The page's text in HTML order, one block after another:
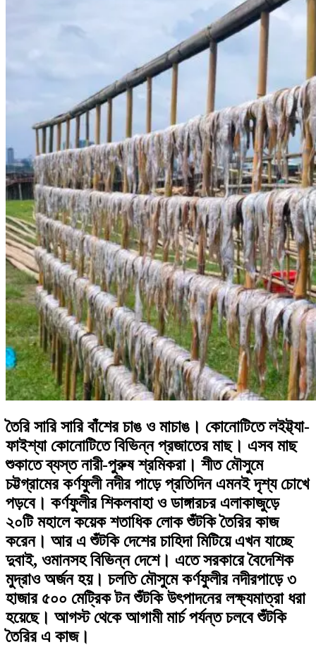
তৈরি সারি সারি বাঁশের চাঙ ও মাচাঙ। কোনোটিতে লইট্ট্যা-
ফাইশ্যা কোনোটিতে বিভিন্ন প্রজাতের মাছ। এসব মাছ
শুকাতে ব্যস্ত নারী-পুরুষ শ্রমিকরা। শীত মৌসুমে
চট্টগ্রামের কর্ণফুলী নদীর পাড়ে প্রতিদিন এমনই দৃশ্য চোখে
পড়বে। কর্ণফুলীর শিকলবাহা ও ডাঙ্গারচর এলাকাজুড়ে
২০টি মহালে কয়েক শতাধিক লোক শুঁটকি তৈরির কাজ
করেন। আর এ শুঁটকি দেশের চাহিদা মিটিয়ে এখন যাচ্ছে
দুবাই, ওমানসহ বিভিন্ন দেশে। এতে সরকারে বৈদেশিক
মুদ্রাও অর্জন হয়। চলতি মৌসুমে কর্ণফুলীর নদীরপাড়ে ৩
হাজার ৫০০ মেট্রিক টন শুঁটকি উৎপাদনের লক্ষ্যমাত্রা ধরা
হয়েছে। আগস্ট থেকে আগামী মার্চ পর্যন্ত চলবে শুঁটকি
তৈরির এ কাজ।